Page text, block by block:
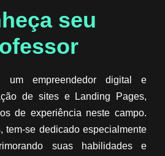
seu
um empreendedor digital e
de sites e Landing Pages,
de experiência neste campo.
tem-se dedicado especialmente
suas habilidades e